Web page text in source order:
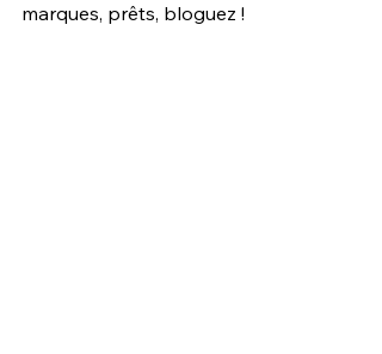
marques, prêts, bloguez !